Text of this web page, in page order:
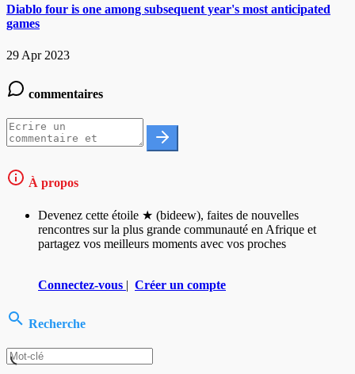
Diablo four is one among subsequent year's most anticipated
games
29 Apr 2023
commentaires
À propos
Devenez cette étoile ★ (bideew), faites de nouvelles
rencontres sur la plus grande communauté en Afrique et
partagez vos meilleurs moments avec vos proches
Connectez-vous | Créer un compte
Recherche